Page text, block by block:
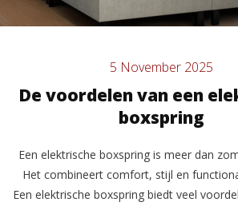
5 November 2025
De voordelen van een
boxspring
Een elektrische boxspring is meer dan
Het combineert comfort, stijl en
Een elektrische boxspring biedt veel